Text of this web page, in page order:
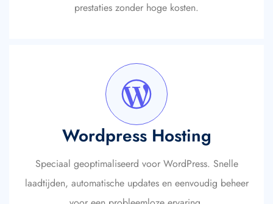
prestaties zonder hoge kosten.
Wordpress Hosting
Speciaal geoptimaliseerd voor WordPress. Snelle
laadtijden, automatische updates en eenvoudig beheer